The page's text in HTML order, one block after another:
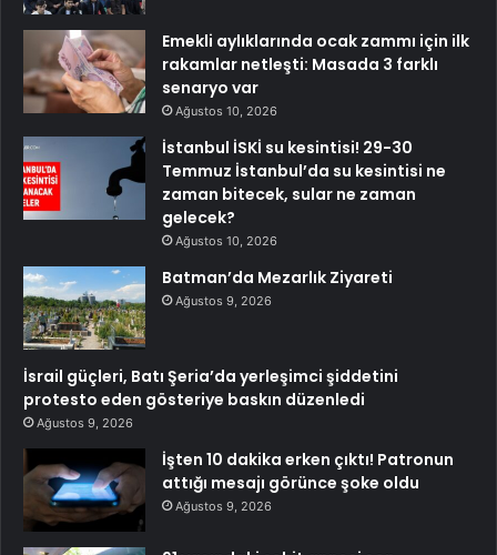
Emekli aylıklarında ocak zammı için ilk
rakamlar netleşti: Masada 3 farklı
senaryo var
Ağustos 10, 2026
İstanbul İSKİ su kesintisi! 29-30
Temmuz İstanbul’da su kesintisi ne
zaman bitecek, sular ne zaman
gelecek?
Ağustos 10, 2026
Batman’da Mezarlık Ziyareti
Ağustos 9, 2026
İsrail güçleri, Batı Şeria’da yerleşimci şiddetini
protesto eden gösteriye baskın düzenledi
Ağustos 9, 2026
İşten 10 dakika erken çıktı! Patronun
attığı mesajı görünce şoke oldu
Ağustos 9, 2026